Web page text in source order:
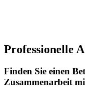
Professionelle
Finden Sie einen
Zusammenarbeit